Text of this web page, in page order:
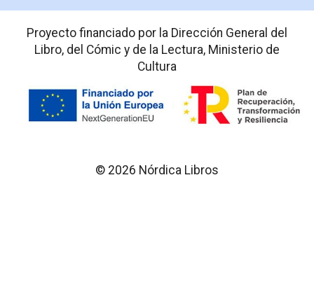
Proyecto financiado por la Dirección General del
Libro, del Cómic y de la Lectura, Ministerio de
Cultura
© 2026 Nórdica Libros